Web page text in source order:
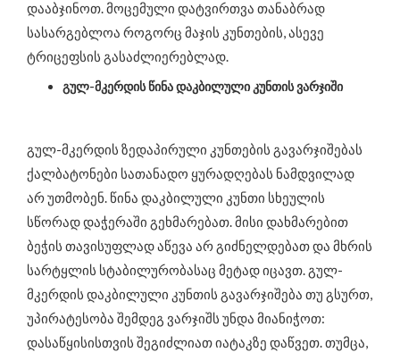
დააბჯინოთ. მოცემული დატვირთვა თანაბრად
სასარგებლოა როგორც მაჯის კუნთების, ასევე
ტრიცეფსის გასაძლიერებლად.
გულ-მკერდის წინა დაკბილული კუნთის ვარჯიში
გულ-მკერდის ზედაპირული კუნთების გავარჯიშებას
ქალბატონები სათანადო ყურადღებას ნამდვილად
არ უთმობენ. წინა დაკბილული კუნთი სხეულის
სწორად დაჭერაში გეხმარებათ. მისი დახმარებით
ბეჭის თავისუფლად აწევა არ გიძნელდებათ და მხრის
სარტყლის სტაბილურობასაც მეტად იცავთ. გულ-
მკერდის დაკბილული კუნთის გავარჯიშება თუ გსურთ,
უპირატესობა შემდეგ ვარჯიშს უნდა მიანიჭოთ:
დასაწყისისთვის შეგიძლიათ იატაკზე დაწვეთ. თუმცა,